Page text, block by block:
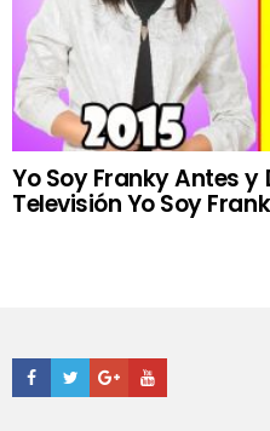
Yo Soy Franky Antes y
Televisión Yo Soy
Facebook
TwitterGoogle+Youtube